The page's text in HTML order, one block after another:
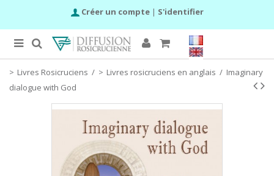
Créer un compte | S'identifier
Livres Rosicruciens / Livres rosicruciens en anglais / Imaginary
dialogue with God